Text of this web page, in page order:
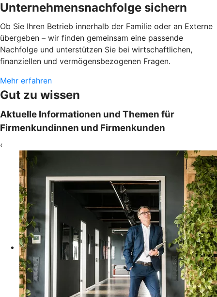
Unternehmensnachfolge sichern
Ob Sie Ihren Betrieb innerhalb der Familie oder an Externe
übergeben – wir finden gemeinsam eine passende
Nachfolge und unterstützen Sie bei wirtschaftlichen,
finanziellen und vermögensbezogenen Fragen.
Mehr erfahren
Gut zu wissen
Aktuelle Informationen und Themen für
Firmenkundinnen und Firmenkunden
‹